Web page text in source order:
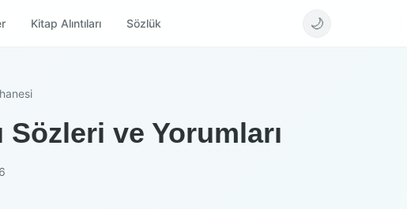
Kitap Alıntıları Sözlük 🌙
ve Yorumları